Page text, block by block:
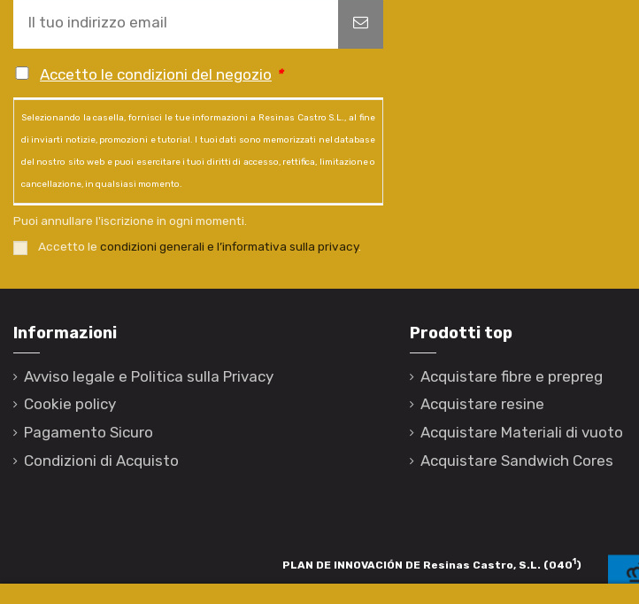
Accetto le condizioni del negozio *
Selezionando la casella, fornisci le tue informazioni a Resinas Castro S.L., al fine
di inviarti notizie, promozioni e tutorial. I tuoi dati sono memorizzati nel database
del nostro sito web e puoi esercitare i tuoi diritti di accesso, rettifica, limitazione o
cancellazione, in qualsiasi momento.
Puoi annullare l'iscrizione in ogni momenti.
Accetto le condizioni generali e l’informativa sulla privacy.
Informazioni
Avviso legale e Politica sulla Privacy
Cookie policy
Pagamento Sicuro
Condizioni di Acquisto
Prodotti top
Acquistare fibre e prepreg
Acquistare resine
Acquistare Materiali di vuoto
Acquistare Sandwich Cores
PLAN DE INNOVACIÓN DE Resinas Castro, S.L. (0401 )